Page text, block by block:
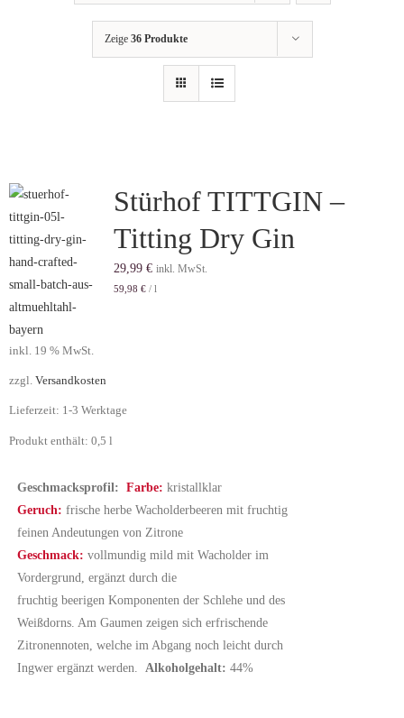
Getränkemarkt
Rezepte
Mein Konto
Zeige 36 Produkte
Stürhof TITTGIN –
Titting Dry Gin
29,99 € inkl. MwSt.
59,98 €/ l
inkl. 19 % MwSt.
zzgl. Versandkosten
Lieferzeit: 1-3 Werktage
Produkt enthält: 0,5 l
Geschmacksprofil: Farbe: kristallklar
Geruch: frische herbe Wacholderbeeren mit fruchtig
feinen Andeutungen von Zitrone
Geschmack: vollmundig mild mit Wacholder im
Vordergrund, ergänzt durch die
fruchtig beerigen Komponenten der Schlehe und des
Weißdorns. Am Gaumen zeigen sich erfrischende
Zitronennoten, welche im Abgang noch leicht durch
Ingwer ergänzt werden.
Alkoholgehalt: 44%